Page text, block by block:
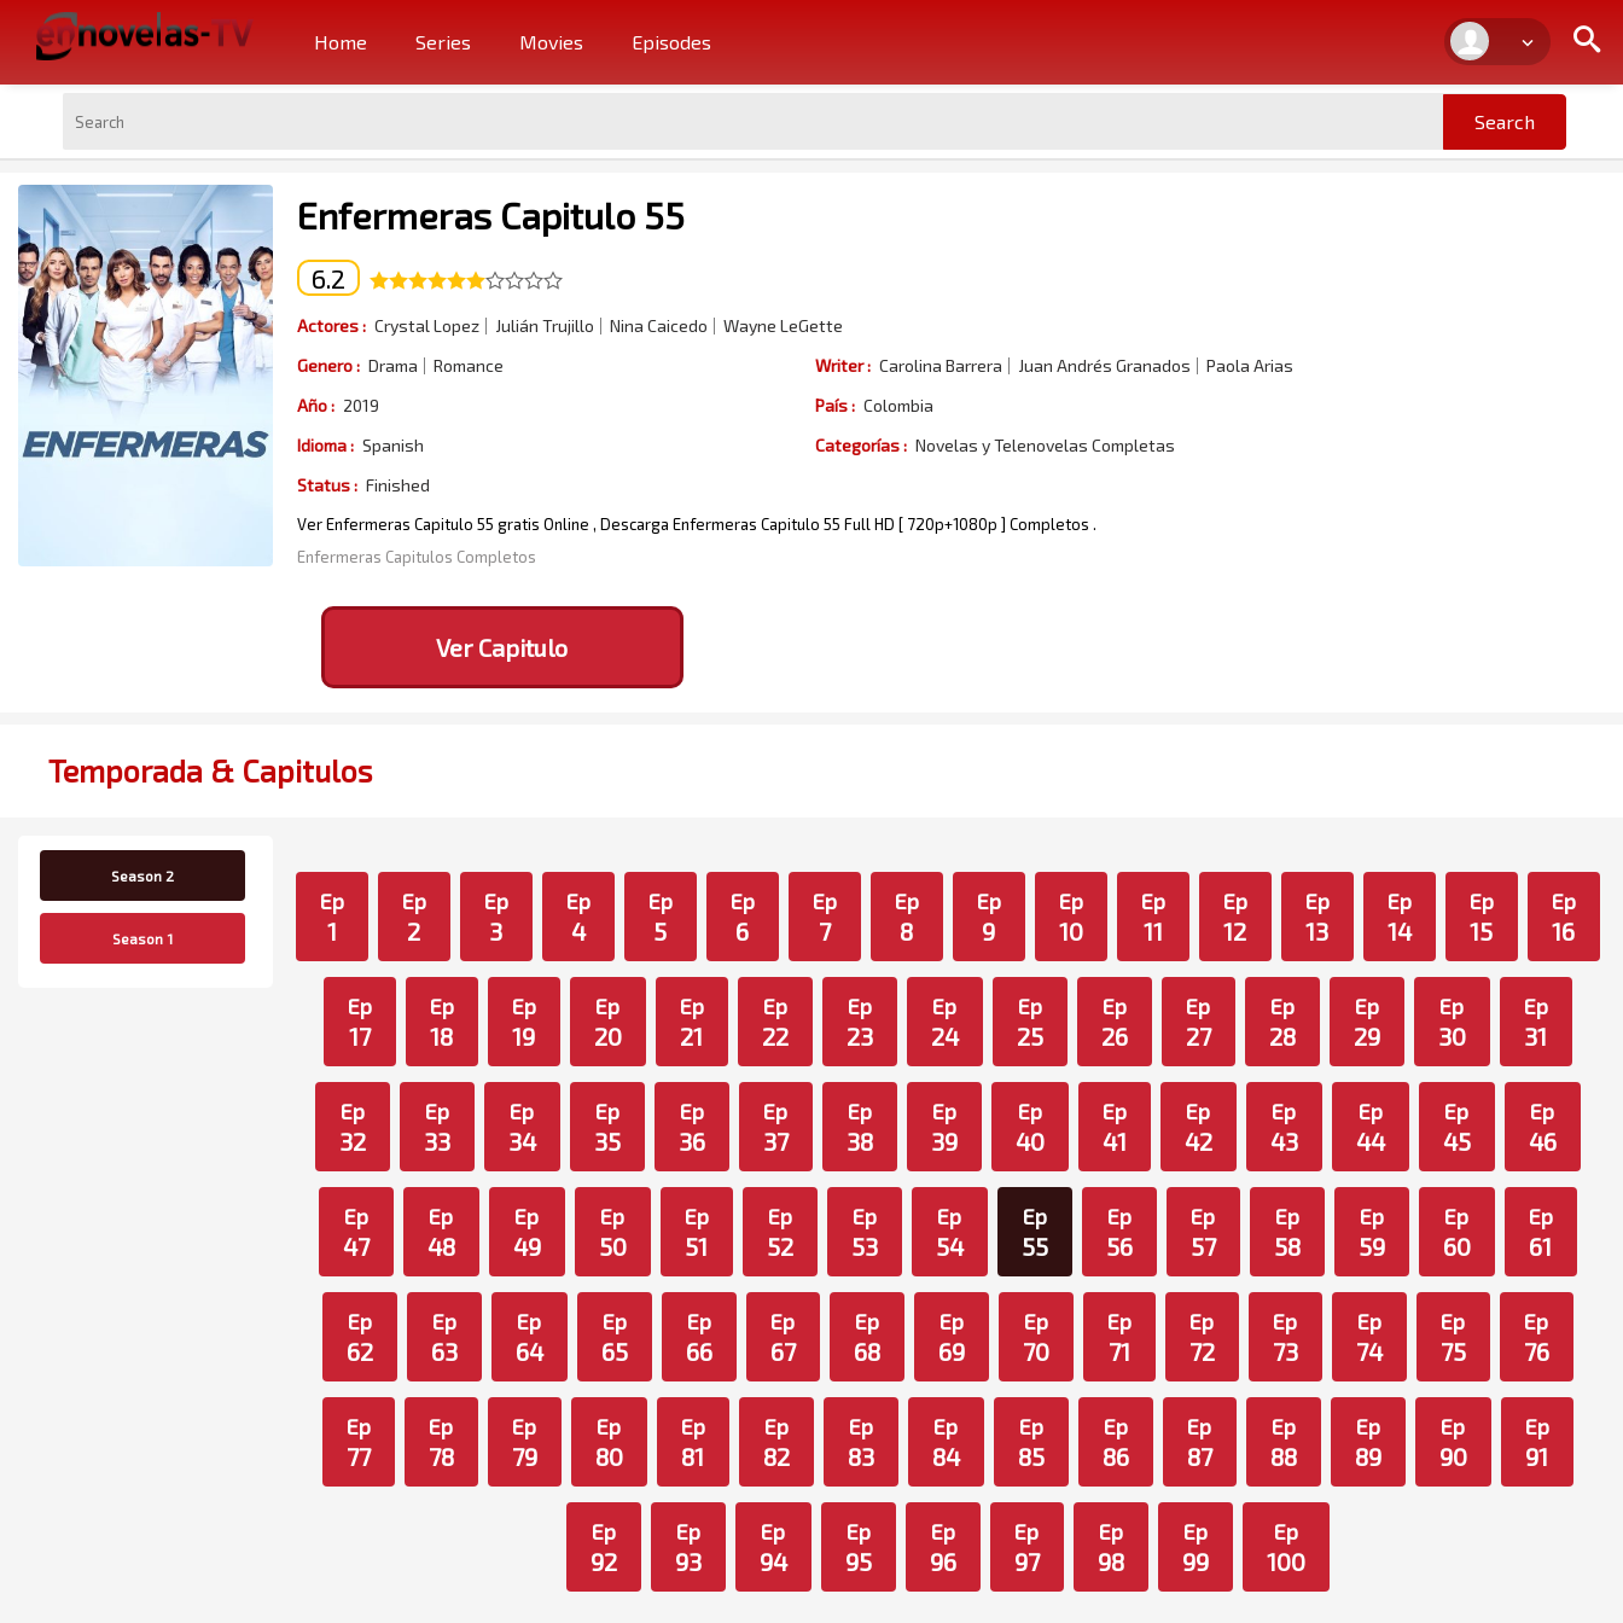
Home Series Movies Episodes
Enfermeras Capitulo 55
6.2
Actores : Crystal Lopez Julián Trujillo Nina Caicedo
Wayne LeGette
Genero : Drama Romance Writer : Carolina Barrera Juan Andrés Granados
Paola Arias
Año : 2019 País : Colombia
Idioma : Spanish Categorías : Novelas y Telenovelas Completas
Status : Finished
Ver Enfermeras Capitulo 55 gratis Online , Descarga Enfermeras Capitulo 55 Full HD [ 720p+1080p ] Completos .
Enfermeras Capitulos Completos
Ver Capitulo
Temporada & Capitulos
Season 2
Season 1
Ep
1
Ep
2
Ep
3
Ep
4
Ep
5
Ep
6
Ep
7
Ep
8
Ep
9
Ep
10
Ep
11
Ep
12
Ep
13
Ep
14
Ep
15
Ep
16
Ep
17
Ep
18
Ep
19
Ep
20
Ep
21
Ep
22
Ep
23
Ep
24
Ep
25
Ep
26
Ep
27
Ep
28
Ep
29
Ep
30
Ep
31
Ep
32
Ep
33
Ep
34
Ep
35
Ep
36
Ep
37
Ep
38
Ep
39
Ep
40
Ep
41
Ep
42
Ep
43
Ep
44
Ep
45
Ep
46
Ep
47
Ep
48
Ep
49
Ep
50
Ep
51
Ep
52
Ep
53
Ep
54
Ep
55
Ep
56
Ep
57
Ep
58
Ep
59
Ep
60
Ep
61
Ep
62
Ep
63
Ep
64
Ep
65
Ep
66
Ep
67
Ep
68
Ep
69
Ep
70
Ep
71
Ep
72
Ep
73
Ep
74
Ep
75
Ep
76
Ep
77
Ep
78
Ep
79
Ep
80
Ep
81
Ep
82
Ep
83
Ep
84
Ep
85
Ep
86
Ep
87
Ep
88
Ep
89
Ep
90
Ep
91
Ep
92
Ep
93
Ep
94
Ep
95
Ep
96
Ep
97
Ep
98
Ep
99
Ep
100